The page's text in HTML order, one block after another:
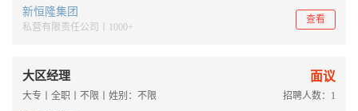
新恒隆集团
私营有限责任公司丨1000+
查看
大区经理 面议
大专丨全职丨不限丨姓别：不限 招聘人数：1